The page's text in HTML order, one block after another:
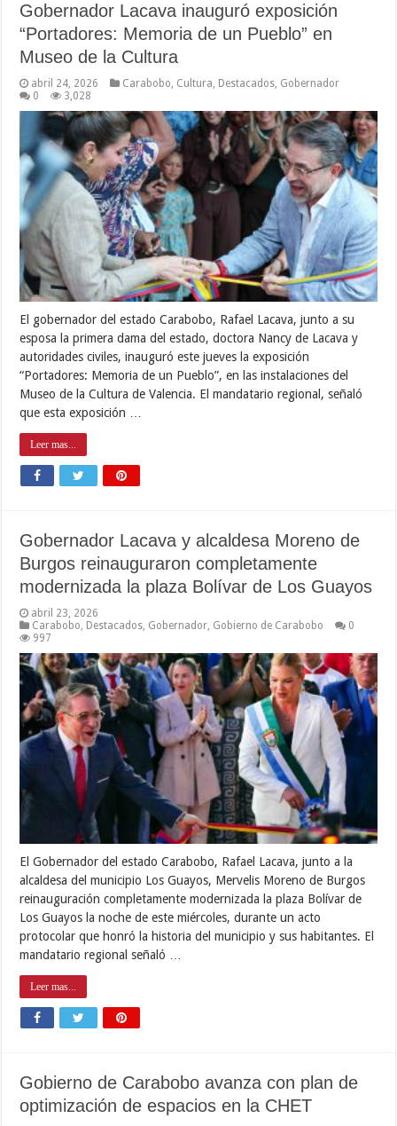
Gobernador Lacava inauguró exposición
“Portadores: Memoria de un Pueblo” en
Museo de la Cultura
abril 24, 2026 Carabobo, Cultura, Destacados, Gobernador
0
3,028
El gobernador del estado Carabobo, Rafael Lacava, junto a su
esposa la primera dama del estado, doctora Nancy de Lacava y
autoridades civiles, inauguró este jueves la exposición
“Portadores: Memoria de un Pueblo”, en las instalaciones del
Museo de la Cultura de Valencia. El mandatario regional, señaló
que esta exposición …
Leer mas...
Gobernador Lacava y alcaldesa Moreno de
Burgos reinauguraron completamente
modernizada la plaza Bolívar de Los Guayos
abril 23, 2026
Carabobo, Destacados, Gobernador, Gobierno de Carabobo
0
997
El Gobernador del estado Carabobo, Rafael Lacava, junto a la
alcaldesa del municipio Los Guayos, Mervelis Moreno de Burgos
reinauguración completamente modernizada la plaza Bolívar de
Los Guayos la noche de este miércoles, durante un acto
protocolar que honró la historia del municipio y sus habitantes. El
mandatario regional señaló …
Leer mas...
Gobierno de Carabobo avanza con plan de
optimización de espacios en la CHET